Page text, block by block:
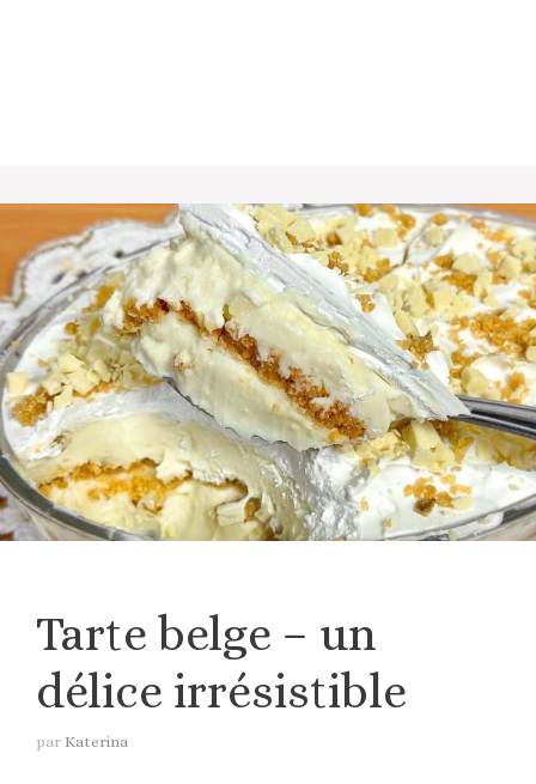
Tarte belge – un
délice irrésistible
par Katerina